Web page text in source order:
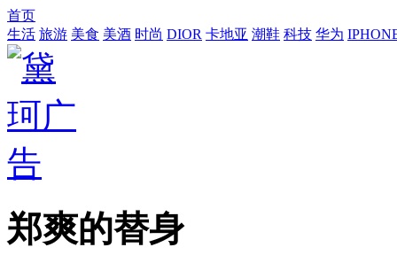
首页
生活 旅游 美食 美酒 时尚 DIOR 卡地亚 潮鞋 科技 华为
郑爽的替身